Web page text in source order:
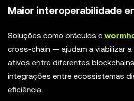
Maior interoperabilidade
Soluções como oráculos e
cross-chain — ajudam a viabilizar
ativos entre diferentes
integrações entre ecossistemas
eficiência.